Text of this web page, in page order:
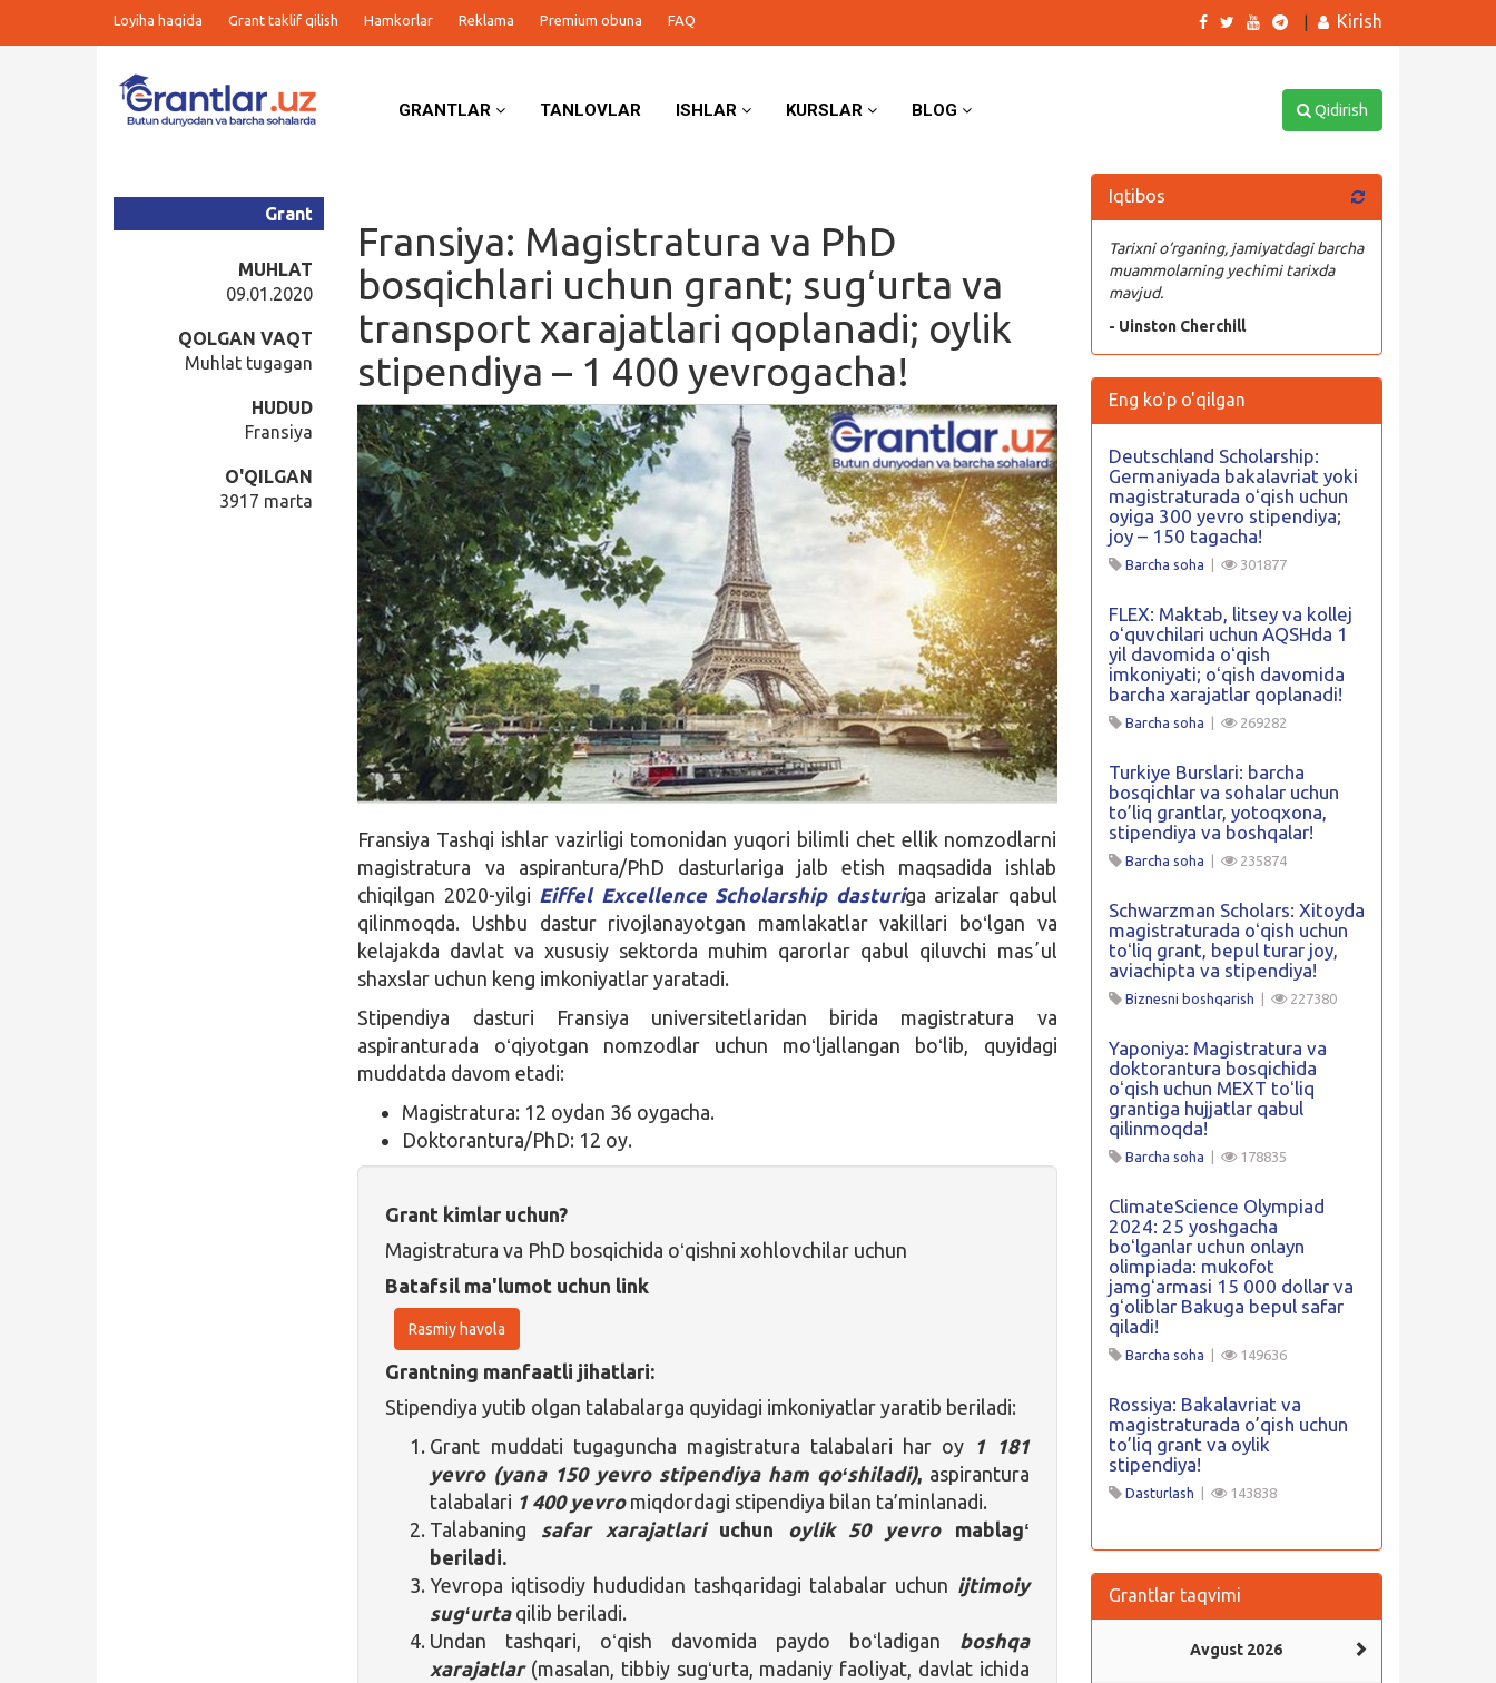
Loyiha haqida Grant taklif qilish Hamkorlar Reklama Premium obuna FAQ Kirish
GRANTLAR TANLOVLAR ISHLAR KURSLAR BLOG Qidirish
Fransiya: Magistratura va PhD
bosqichlari uchun grant; sugʻurta va
transport xarajatlari qoplanadi; oylik
stipendiya – 1 400 yevrogacha!
Grant
MUHLAT
09.01.2020
QOLGAN VAQT
Muhlat tugagan
HUDUD
Fransiya
O'QILGAN
3917 marta
Fransiya Tashqi ishlar vazirligi tomonidan yuqori bilimli chet ellik nomzodlarni
magistratura va aspirantura/PhD dasturlariga jalb etish maqsadida ishlab
chiqilgan 2020-yilgi Eiffel Excellence Scholarship dasturiga arizalar qabul
qilinmoqda. Ushbu dastur rivojlanayotgan mamlakatlar vakillari boʻlgan va
kelajakda davlat va xususiy sektorda muhim qarorlar qabul qiluvchi masʼul
shaxslar uchun keng imkoniyatlar yaratadi.
Stipendiya dasturi Fransiya universitetlaridan birida magistratura va
aspiranturada oʻqiyotgan nomzodlar uchun moʻljallangan boʻlib, quyidagi
muddatda davom etadi:
Magistratura: 12 oydan 36 oygacha.
Doktorantura/PhD: 12 oy.
Grant kimlar uchun?
Magistratura va PhD bosqichida oʻqishni xohlovchilar uchun
Batafsil ma'lumot uchun link
Rasmiy havola
Grantning manfaatli jihatlari:
Stipendiya yutib olgan talabalarga quyidagi imkoniyatlar yaratib beriladi:
Grant muddati tugaguncha magistratura talabalari har oy 1 181
yevro (yana 150 yevro stipendiya ham qoʻshiladi), aspirantura
talabalari 1 400 yevro miqdordagi stipendiya bilan ta’minlanadi.
Talabaning safar xarajatlari uchun oylik 50 yevro
mablagʻ
beriladi.
Yevropa iqtisodiy hududidan tashqaridagi talabalar uchun ijtimoiy
sugʻurta qilib beriladi.
Undan tashqari, oʻqish davomida paydo boʻladigan
boshqa
xarajatlar(masalan, tibbiy sugʻurta, madaniy faoliyat, davlat ichida
Iqtibos
Tarixni o‘rganing, jamiyatdagi barcha
muammolarning yechimi tarixda
mavjud.
- Uinston Cherchill
Eng ko'p o'qilgan
Deutschland Scholarship:
Germaniyada bakalavriat yoki
magistraturada oʻqish uchun
oyiga 300 yevro stipendiya;
joy – 150 tagacha!
Barcha soha 301877
FLEX: Maktab, litsey va kollej
oʻquvchilari uchun AQSHda 1
yil davomida oʻqish
imkoniyati; oʻqish davomida
barcha xarajatlar qoplanadi!
Barcha soha 269282
Turkiye Burslari: barcha
bosqichlar va sohalar uchun
to’liq grantlar, yotoqxona,
stipendiya va boshqalar!
Barcha soha 235874
Schwarzman Scholars: Xitoyda
magistraturada oʻqish uchun
toʻliq grant, bepul turar joy,
aviachipta va stipendiya!
Biznesni boshqarish 227380
Yaponiya: Magistratura va
doktorantura bosqichida
oʻqish uchun MEXT toʻliq
grantiga hujjatlar qabul
qilinmoqda!
Barcha soha 178835
ClimateScience Olympiad
2024: 25 yoshgacha
boʻlganlar uchun onlayn
olimpiada: mukofot
jamgʻarmasi 15 000 dollar va
gʻoliblar Bakuga bepul safar
qiladi!
Barcha soha 149636
Rossiya: Bakalavriat va
magistraturada o’qish uchun
to’liq grant va oylik
stipendiya!
Dasturlash 143838
Grantlar taqvimi
Avgust 2026